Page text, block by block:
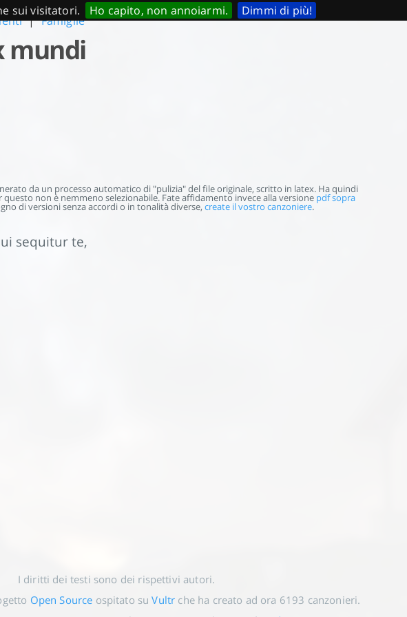
sui visitatori. Ho capito, non annoiarmi. Dimmi di più!
| Famiglie
mundi
da un processo automatico di "pulizia" del file originale, scritto in latex. Ha quindi
non è nemmeno selezionabile. Fate affidamento invece alla versione pdf sopra
di versioni senza accordi o in tonalità diverse, create il vostro canzoniere.
sequitur te,
I diritti dei testi sono dei rispettivi autori.
Open Source ospitato suVultr che ha creato ad ora 6193 canzonieri.